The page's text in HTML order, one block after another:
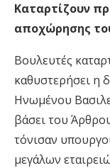
Καταρτίζουν
αποχώρησης
Βουλευτές
καθυστερήσει η
Ηνωμένου
βάσει του
τόνισαν
μεγάλων